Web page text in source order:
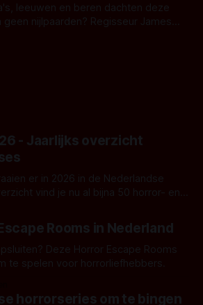
leeuwen en beren dachten deze
nijlpaarden? Regisseur James
- Jaarlijks overzicht
er in 2026 in de Nederlandse
vind je nu al bijna 50 horror- en
Rooms in Nederland
Deze Horror Escape Rooms
te spelen voor horrorliefhebbers.
horrorseries om te bingen